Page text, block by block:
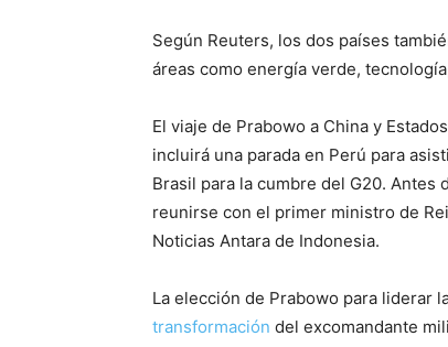
Según Reuters, los dos países
áreas como energía verde,
El viaje de Prabowo a China y
incluirá una parada en Perú para
Brasil para la cumbre del G20. Antes
reunirse con el primer ministro de
Noticias Antara de Indonesia.
La elección de Prabowo para liderar
transformación del excomandante